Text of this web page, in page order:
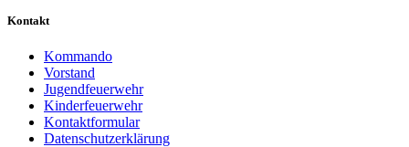
Kontakt
Kommando
Vorstand
Jugendfeuerwehr
Kinderfeuerwehr
Kontaktformular
Datenschutzerklärung